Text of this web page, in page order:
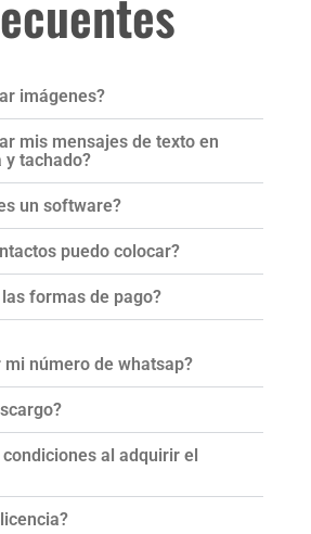
imágenes?
mis mensajes de texto en
y tachado?
un software?
puedo colocar?
formas de pago?
mi número de whatsap?
al adquirir el